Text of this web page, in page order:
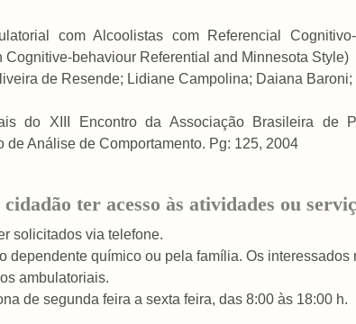
com Alcoolistas com Referencial
Cognitive-behaviour Referential and Minnesota Style)
de Resende; Lidiane Campolina; Daiana
do XIII Encontro da Associação Brasileira de
de Análise de Comportamento. Pg: 125, 2004
ter acesso às atividades ou
solicitados via telefone.
dependente químico ou pela família. Os
ambulatoriais.
de segunda feira a sexta feira, das 8:00 às 18:00 h.